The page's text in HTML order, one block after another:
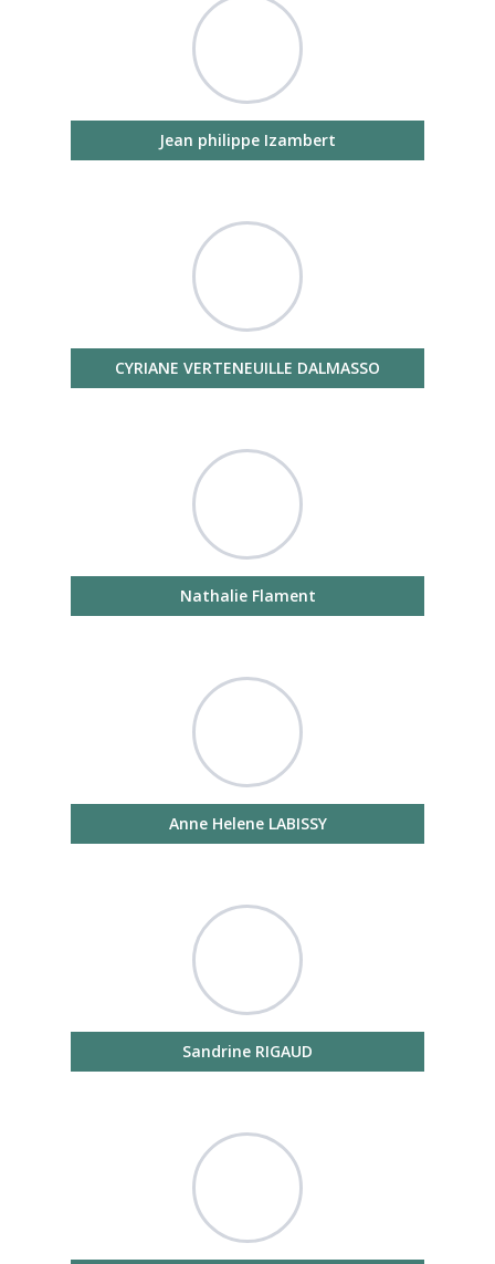
Jean philippe Izambert
CYRIANE VERTENEUILLE DALMASSO
Nathalie Flament
Anne Helene LABISSY
Sandrine RIGAUD